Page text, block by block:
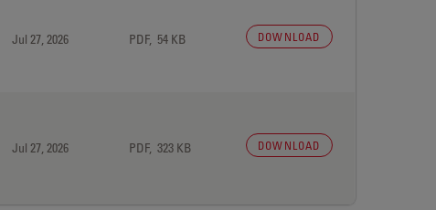
Jul 27, 2026 PDF, 54 KB DOWNLOAD
Jul 27, 2026 PDF, 323 KB DOWNLOAD